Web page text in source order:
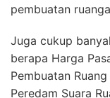
pembuatan
Juga cukup
berapa Harga
Pembuatan
Peredam Suara